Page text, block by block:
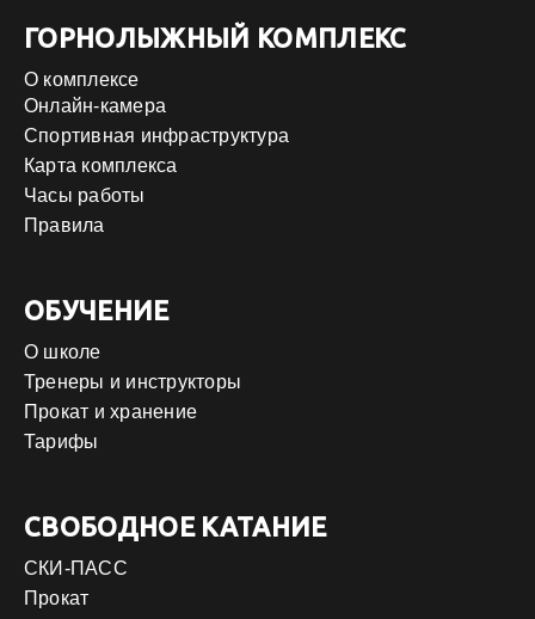
ГОРНОЛЫЖНЫЙ КОМПЛЕКС
О комплексе
Онлайн-камера
Спортивная инфраструктура
Карта комплекса
Часы работы
Правила
ОБУЧЕНИЕ
О школе
Тренеры и инструкторы
Прокат и хранение
Тарифы
СВОБОДНОЕ КАТАНИЕ
СКИ-ПАСС
Прокат